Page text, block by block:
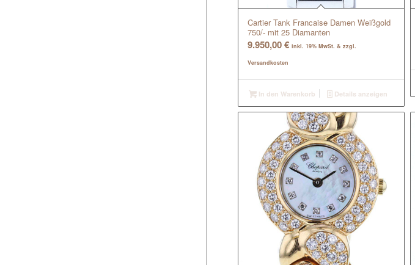
Cartier Tank Francaise Damen Weißgold
750/- mit 25 Diamanten
9.950,00€ inkl. 19% MwSt. & zzgl.
Versandkosten
In den Warenkorb Details anzeigen